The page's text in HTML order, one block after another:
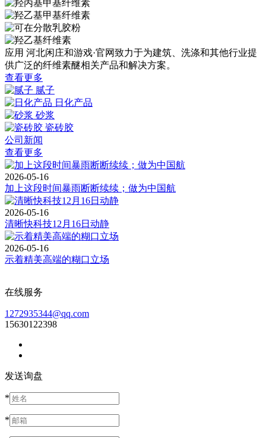
应用 河北闲庄和游戏·官网致力于为建筑、洗涤和其他行业提
供广泛的纤维素醚相关产品和解决方案。
查看更多
腻子
日化产品
砂浆
瓷砖胶
公司新闻
查看更多
2026-05-16
加上这段时间暴雨断断续续；做为中国航
2026-05-16
清晰快科技12月16日动静
2026-05-16
示着精美高端的糊口立场
在线服务
1272935344@qq.com
15630122398
发送询盘
*
*